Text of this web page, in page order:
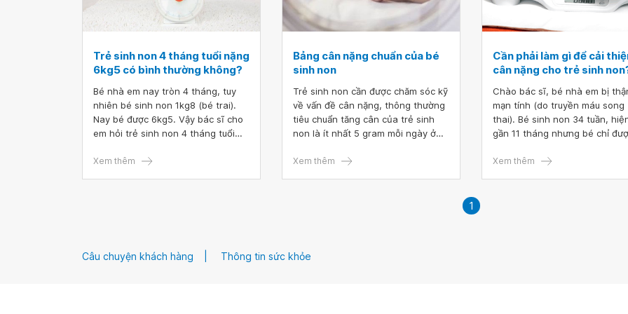
Trẻ sinh non 4 tháng tuổi nặng
6kg5 có bình thường không?
Bé nhà em nay tròn 4 tháng, tuy
nhiên bé sinh non 1kg8 (bé trai).
Nay bé được 6kg5. Vậy bác sĩ cho
em hỏi trẻ sinh non 4 tháng tuổi
Bé đã đạt mức cân nặng sinh non
Xem thêm
Bảng cân nặng chuẩn của bé
sinh non
Trẻ sinh non cần được chăm sóc kỹ
về vấn đề cân nặng, thông thường
tiêu chuẩn tăng cân của trẻ sinh
non là ít nhất 5 gram mỗi ngày ở
ngày với bé sinh rất non.
Xem thêm
Cần phải làm gì để cải
cân nặng cho trẻ sinh
Chào bác sĩ, bé nhà em bị
mạn tính (do truyền máu song
thai). Bé sinh non 34 tuần,
gần 11 tháng nhưng bé chỉ
6, hiện bé đang điều trị ngoại
Xem thêm
1
Câu chuyện khách hàng Thông tin sức khỏe